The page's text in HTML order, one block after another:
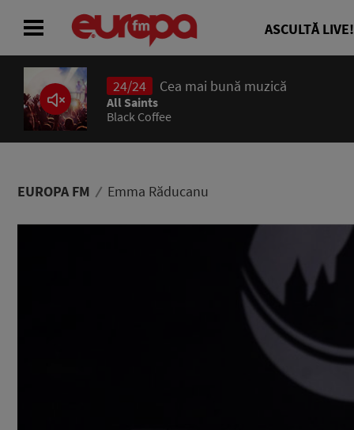
ASCULTĂ LIVE!
24/24 Cea mai bună muzică
All Saints
Black Coffee
EUROPA FM Emma Răducanu
ACASĂ
ȘTIRI